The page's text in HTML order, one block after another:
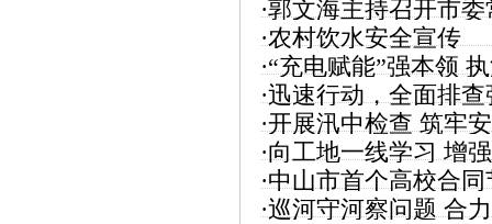
·郭文海主持召开市
调研中山指示要求
·农村饮水安全宣传
·“充电赋能”强本领
行政执法培训班
·迅速行动，全面排
·开展汛中检查 筑牢
·向工地一线学习 增
·中山市首个高校合
·巡河守河察问题 合